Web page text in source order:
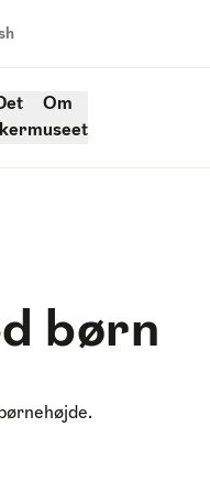
Om
museet
børn